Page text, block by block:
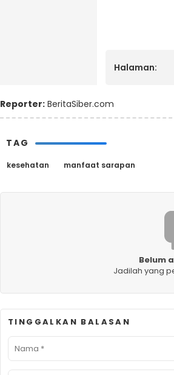
Halaman:
Reporter: BeritaSiber.com
TAG
kesehatan manfaat sarapan
Belum
Jadilah yang
TINGGALKAN BALASAN